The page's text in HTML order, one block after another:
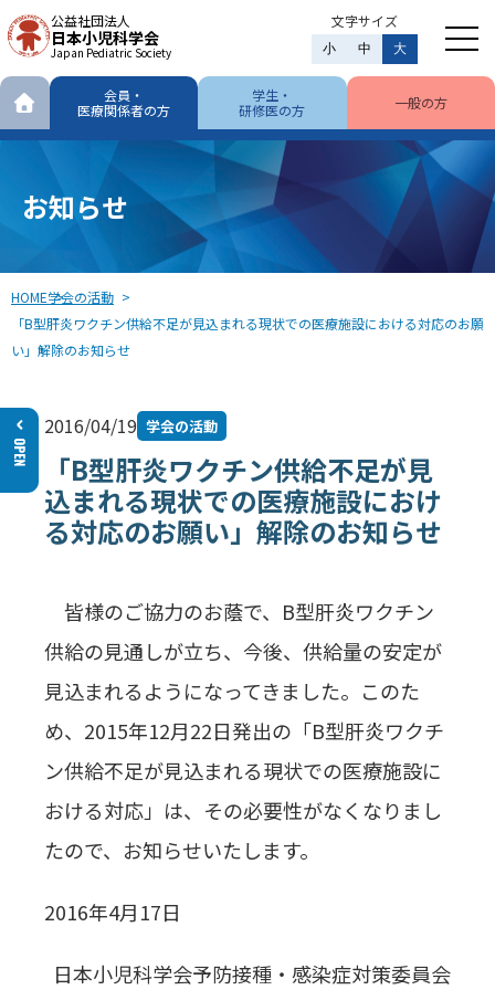
公益社団法人
日本小児科学会
Japan Pediatric Society
文字サイズ
小 中 大
会員・
医療関係者の方
学生・
研修医の方
一般の方
お知らせ
HOME学会の活動
「B型肝炎ワクチン供給不足が見込まれる現状での医療施設における対応のお願
い」解除のお知らせ
2016/04/19 学会の活動
「B型肝炎ワクチン供給不足が見
込まれる現状での医療施設におけ
る対応のお願い」解除のお知らせ
皆様のご協力のお蔭で、B型肝炎ワクチン
供給の見通しが立ち、今後、供給量の安定が
見込まれるようになってきました。このた
め、2015年12月22日発出の「B型肝炎ワクチ
ン供給不足が見込まれる現状での医療施設に
おける対応」は、その必要性がなくなりまし
たので、お知らせいたします。
2016年4月17日
日本小児科学会予防接種・感染症対策委員会